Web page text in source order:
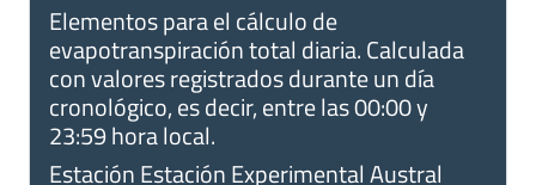
Elementos para el cálculo de
evapotranspiración total diaria. Calculada
con valores registrados durante un día
cronológico, es decir, entre las 00:00 y
23:59 hora local.
Estación Estación Experimental Austral